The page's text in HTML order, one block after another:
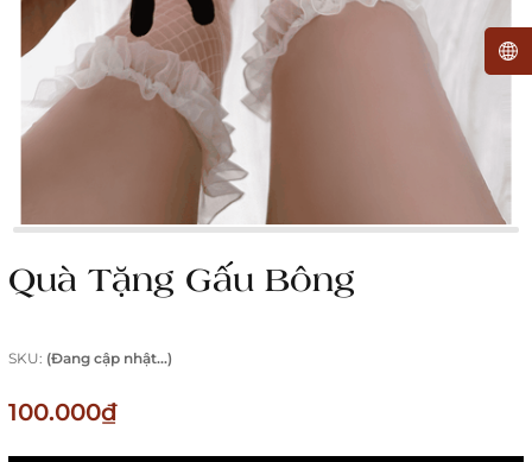
Quà Tặng Gấu Bông
SKU: (Đang cập nhật...)
100.000₫